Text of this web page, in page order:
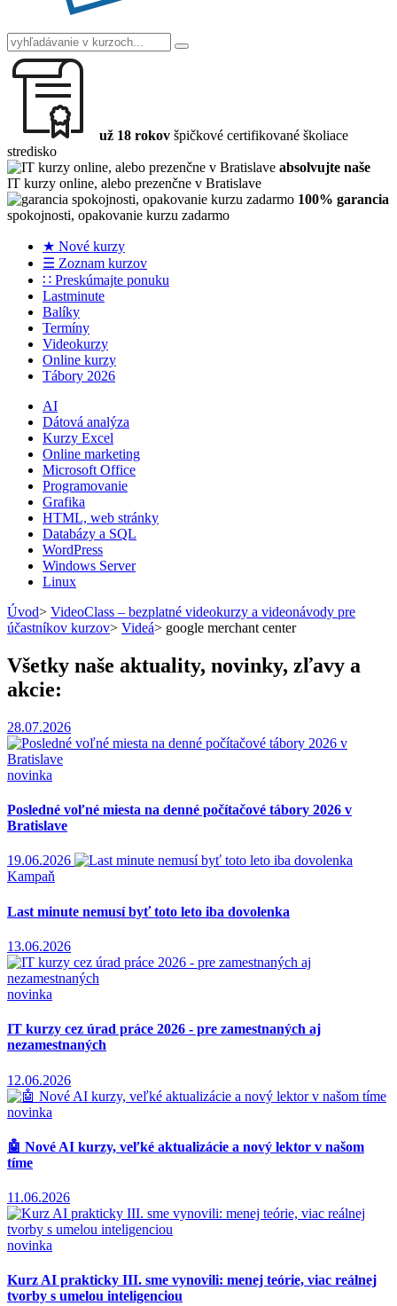
už 18 rokov špičkové certifikované školiace
stredisko
absolvujte naše
IT kurzy online, alebo prezenčne v Bratislave
100% garancia
spokojnosti, opakovanie kurzu zadarmo
★ Nové kurzy
☰ Zoznam kurzov
∷ Preskúmajte ponuku
Lastminute
Balíky
Termíny
Videokurzy
Online kurzy
Tábory 2026
AI
Dátová analýza
Kurzy Excel
Online marketing
Microsoft Office
Programovanie
Grafika
HTML, web stránky
Databázy a SQL
WordPress
Windows Server
Linux
Úvod> VideoClass – bezplatné videokurzy a videonávody pre
účastníkov kurzov> Videá> google merchant center
Všetky naše aktuality, novinky, zľavy a
akcie:
28.07.2026
novinka
Posledné voľné miesta na denné počítačové tábory 2026 v
Bratislave
19.06.2026
Kampaň
Last minute nemusí byť toto leto iba dovolenka
13.06.2026
novinka
IT kurzy cez úrad práce 2026 - pre zamestnaných aj
nezamestnaných
12.06.2026
novinka
🤖 Nové AI kurzy, veľké aktualizácie a nový lektor v našom
tíme
11.06.2026
novinka
Kurz AI prakticky III. sme vynovili: menej teórie, viac reálnej
tvorby s umelou inteligenciou